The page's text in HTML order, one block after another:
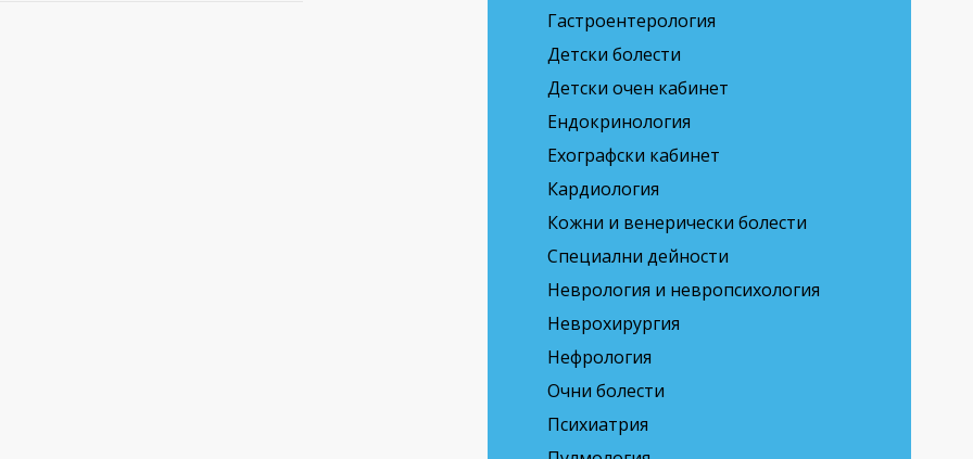
Гастроентерология
Детски болести
Детски очен кабинет
Ендокринология
Ехографски кабинет
Кардиология
Кожни и венерически болести
Специални дейности
Неврология и невропсихология
Неврохирургия
Нефрология
Очни болести
Психиатрия